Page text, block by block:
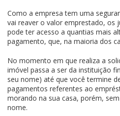
Como a empresa tem uma
vai reaver o valor emprestado, os
pode ter acesso a quantias mais
pagamento, que, na maioria dos
No momento em que realiza a
imóvel passa a ser da instituição
seu nome) até que você termine
pagamentos referentes ao
morando na sua casa, porém,
nome.